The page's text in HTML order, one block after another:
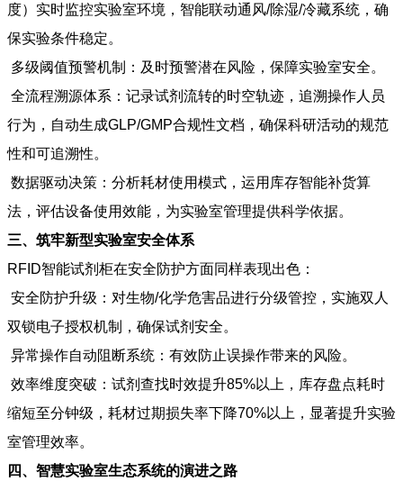
度）实时监控实验室环境，智能联动通风/除湿/冷藏系统，确
保实验条件稳定。
多级阈值预警机制：及时预警潜在风险，保障实验室安全。
全流程溯源体系：记录试剂流转的时空轨迹，追溯操作人员
行为，自动生成GLP/GMP合规性文档，确保科研活动的规范
性和可追溯性。
数据驱动决策：分析耗材使用模式，运用库存智能补货算
法，评估设备使用效能，为实验室管理提供科学依据。
三、筑牢新型实验室安全体系
RFID智能试剂柜在安全防护方面同样表现出色：
安全防护升级：对生物/化学危害品进行分级管控，实施双人
双锁电子授权机制，确保试剂安全。
异常操作自动阻断系统：有效防止误操作带来的风险。
效率维度突破：试剂查找时效提升85%以上，库存盘点耗时
缩短至分钟级，耗材过期损失率下降70%以上，显著提升实验
室管理效率。
四、智慧实验室生态系统的演进之路